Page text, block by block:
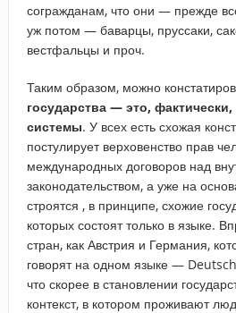
согражданам, что они — прежде
уж потом — баварцы, пруссаки,
вестфальцы и проч.
Таким образом, можно
государства — это,
системы. У всех есть схожая
постулирует верховенство прав
международных договоров над
законодательством, а уже на
строятся , в принципе, схожие
которых состоят только в языке.
стран, как Австрия и Германия,
говорят на одном языке —
что скорее в становлении
контекст, в котором проживают